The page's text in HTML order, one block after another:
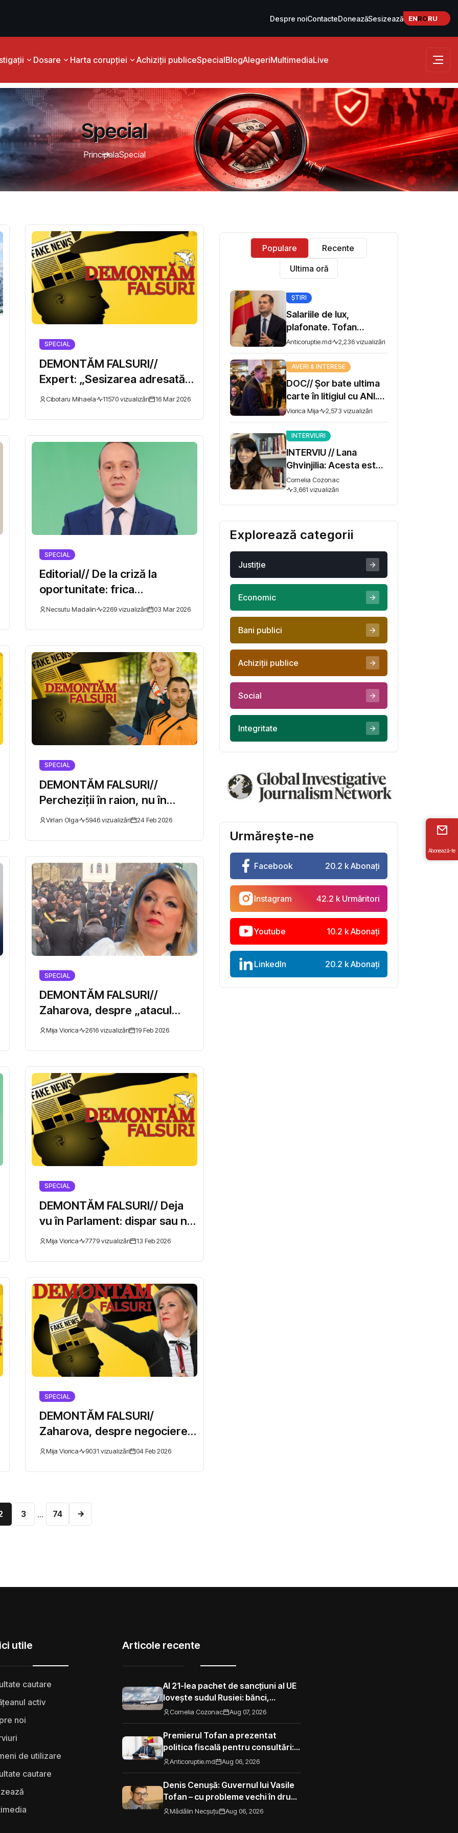
Despre noiContacteDoneazăSesizează ENRORU
Dosare Harta corupției Achiziții publiceSpecialBlogAlegeriMultimediaLive
Special
PrincipalaSpecial
SPECIAL
DEMONTĂM FALSURI//
Expert: „Sesizarea adresată
Curții Constituționale privind
autonomiei!”
Cibotaru Mihaela 11570 vizualizări 16 Mar 2026
SPECIAL
Editorial// De la criză la
oportunitate: frica
transformată în soft power în
Necsutu Madalin 2269 vizualizări 03 Mar 2026
SPECIAL
DEMONTĂM FALSURI//
Percheziții în raion, nu în
municipiu: cum a fost „vizată”
Virlan Olga 5946 vizualizări 24 Feb 2026
SPECIAL
DEMONTĂM FALSURI//
Zaharova, despre „atacul
asupra Ortodoxiei” vs
Mija Viorica 2616 vizualizări 19 Feb 2026
SPECIAL
DEMONTĂM FALSURI// Deja
vu în Parlament: dispar sau nu
școlile supuse optimizării
Mija Viorica 7779 vizualizări 13 Feb 2026
SPECIAL
DEMONTĂM FALSURI/
Zaharova, despre negocierea
păcii pentru Ucraina
Mija Viorica 9031 vizualizări 04 Feb 2026
3 ... 74
Populare
Recente
Ultima oră
ȘTIRI
Salariile de lux,
plafonate. Tofan
propune moratoriu
pentru prime și
bonusuri
Anticoruptie.md 2,236 vizualizări
AVERI & INTERESE
DOC// Șor bate ultima
carte în litigiul cu ANI.
Miza - 10 milioane de lei
Viorica Mija 2,573 vizualizări
INTERVIURI
INTERVIU // Lana
Ghvinjilia: Acesta este
și războiul nostru. Fără
victoria Ucrainei,
Georgia nu se poate
Cornelia Cozonac
3,661 vizualizări
Explorează categorii
Justiţie
Economic
Bani publici
Achiziţii publice
Social
Integritate
Urmărește-ne
Facebook 20.2 k Abonați
Instagram 42.2 k Urmăritori
Youtube 10.2 k Abonați
LinkedIn 20.2 k Abonați
Abonează-te
utile
cautare
activ
noi
de utilizare
cautare
Articole recente
Al 21-lea pachet de sancțiuni al UE
lovește sudul Rusiei: bănci,
aeroporturi și flota din umbră
Cornelia Cozonac Aug 07, 2026
Premierul Tofan a prezentat
politica fiscală pentru consultări:
„Nu mi se pare corect ca avocado
să fie taxat la fel ca un măr din
Moldova”
Anticoruptie.md Aug 06, 2026
Denis Cenușă: Guvernul lui Vasile
Tofan – cu probleme vechi în drum
spre UE
Mădălin Necșuțu Aug 06, 2026